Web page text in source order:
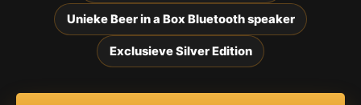
Unieke Beer in a Box Bluetooth speaker
Exclusieve Silver Edition